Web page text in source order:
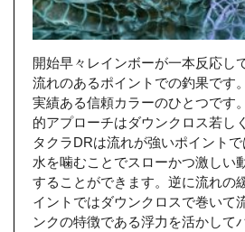
開始早々レインボーが一本反応し
流れのあるポイントでの釣果です
実績ある信頼カラーのひとつです
的アプローチはダウンクロス若し
タクラDRは流れが強いポイント
水を噛むことでスローかつ激しい
することができます。逆に流れの
イントではダウンクロスで巻いて
ンクの特徴である浮力を活かして